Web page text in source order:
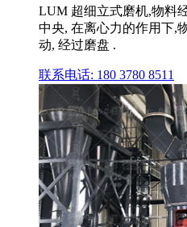
LUM 超细立式磨机,物料
中央, 在离心力的作用下,
动, 经过磨盘 .
联系电话: 180 3780 8511